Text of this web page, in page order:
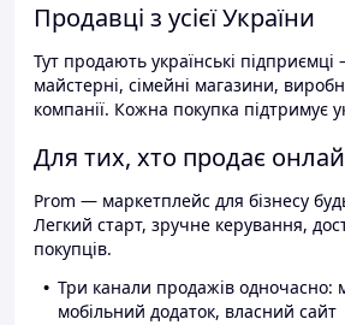
Продавці з усієї України
Тут продають українські підприємці
майстерні, сімейні магазини,
компанії. Кожна покупка підтримує
Для тих, хто продає
Prom — маркетплейс для бізнесу
Легкий старт, зручне керування,
покупців.
Три канали продажів одночасно:
мобільний додаток, власний сайт